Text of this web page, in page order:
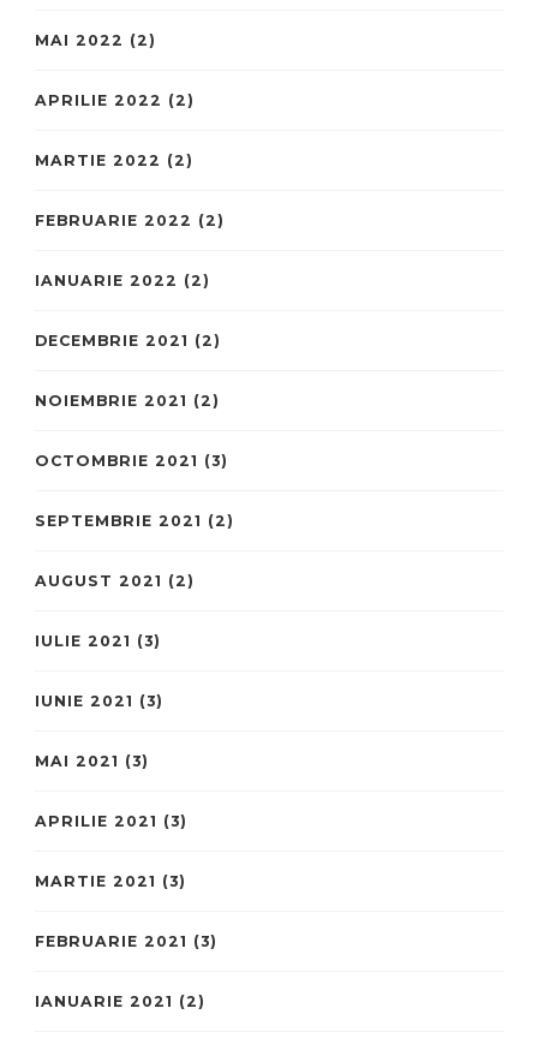
MAI 2022 (2)
APRILIE 2022 (2)
MARTIE 2022 (2)
FEBRUARIE 2022 (2)
IANUARIE 2022 (2)
DECEMBRIE 2021 (2)
NOIEMBRIE 2021 (2)
OCTOMBRIE 2021 (3)
SEPTEMBRIE 2021 (2)
AUGUST 2021 (2)
IULIE 2021 (3)
IUNIE 2021 (3)
MAI 2021 (3)
APRILIE 2021 (3)
MARTIE 2021 (3)
FEBRUARIE 2021 (3)
IANUARIE 2021 (2)